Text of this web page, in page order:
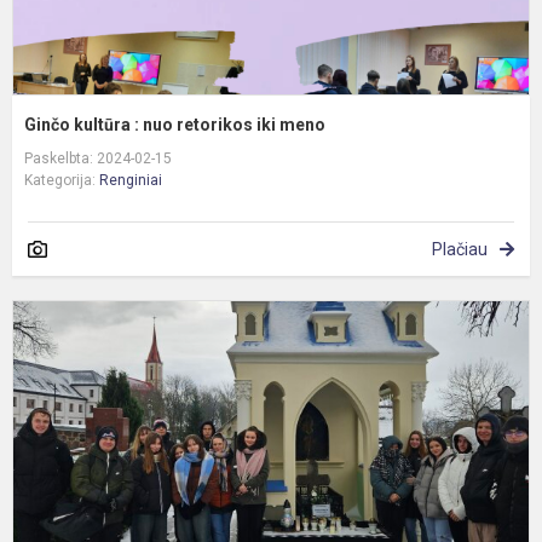
Ginčo kultūra : nuo retorikos iki meno
Paskelbta: 2024-02-15
Kategorija: Renginiai
Plačiau